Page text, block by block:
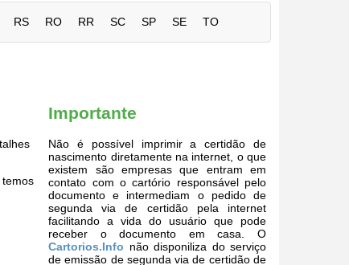
RS RO RR SC SP SE TO
Importante
Não é possível imprimir a certidão de
nascimento diretamente na internet, o que
existem são empresas que entram em
contato com o cartório responsável pelo
documento e intermediam o pedido de
segunda via de certidão pela internet
facilitando a vida do usuário que pode
receber o documento em casa. O
Cartorios.Info não disponiliza do serviço
de emissão de segunda via de certidão de